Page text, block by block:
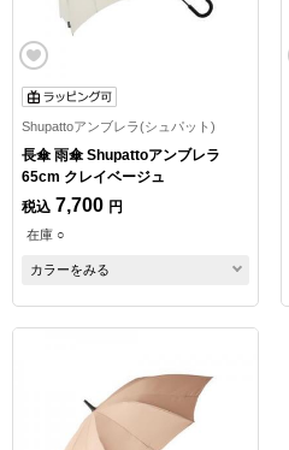
Shupattoアンブレラ(シュパット)
長傘 雨傘 Shupattoアンブレラ
65cm クレイベージュ
税込 7,700 円
在庫 ○
カラーをみる